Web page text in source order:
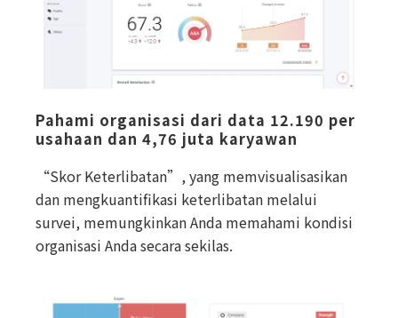
Pahami organisasi dari data 12.190 per
usahaan dan 4,76 juta karyawan
“Skor Keterlibatan”, yang memvisualisasikan
dan mengkuantifikasi keterlibatan melalui
survei, memungkinkan Anda memahami kondisi
organisasi Anda secara sekilas.